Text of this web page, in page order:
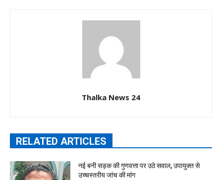
Thalka News 24
RELATED ARTICLES
नई बनी सड़क की गुणवत्ता पर उठे सवाल, उपायुक्त से
उच्चस्तरीय जांच की मांग